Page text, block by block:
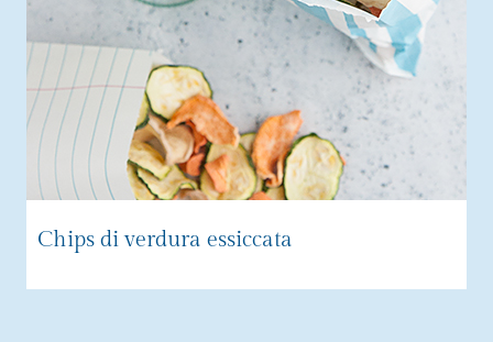
Chips di verdura essiccata